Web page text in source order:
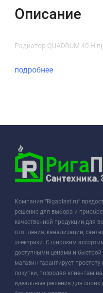
Описание
Радиатор QUADRUM 40 H
подробнее
Компания “Rigaplast.ru”
решение для выбора и
качественной продукции для
отопления, канализации,
электрики. С широким
доступными ценами и быстрой
магазин гарантирует
покупки, позволяя клиентам
идеальные решения для своих